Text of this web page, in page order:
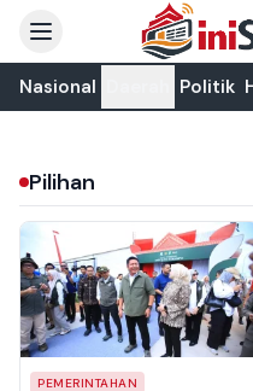
Nasional Politik
Pilihan
PEMERINTAHAN